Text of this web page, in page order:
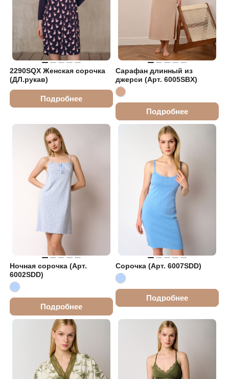
2290SQX Женская сорочка
(ДЛ.рукав)
Подробнее
Сарафан длинный из
джерси (Арт. 6005SBX)
Подробнее
Ночная сорочка (Арт.
6002SDD)
Подробнее
Сорочка (Арт. 6007SDD)
Подробнее